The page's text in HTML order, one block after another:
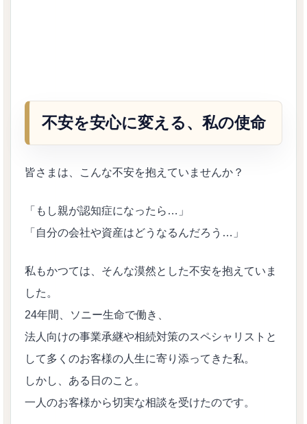
不安を安心に変える、私の使命
皆さまは、こんな不安を抱えていませんか？
「もし親が認知症になったら…」
「自分の会社や資産はどうなるんだろう…」
私もかつては、そんな漠然とした不安を抱えていま
した。
24年間、ソニー生命で働き、
法人向けの事業承継や相続対策のスペシャリストと
して多くのお客様の人生に寄り添ってきた私。
しかし、ある日のこと。
一人のお客様から切実な相談を受けたのです。